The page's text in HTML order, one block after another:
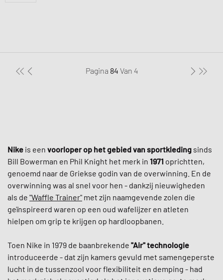
Pagina 84 Van 4
Nike is een voorloper op het gebied van sportkleding sinds
Bill Bowerman en Phil Knight het merk in 1971 oprichtten,
genoemd naar de Griekse godin van de overwinning. En de
overwinning was al snel voor hen - dankzij nieuwigheden
als de "Waffle Trainer" met zijn naamgevende zolen die
geïnspireerd waren op een oud wafelijzer en atleten
hielpen om grip te krijgen op hardloopbanen.
Toen Nike in 1979 de baanbrekende "Air" technologie
introduceerde - dat zijn kamers gevuld met samengeperste
lucht in de tussenzool voor flexibiliteit en demping - had